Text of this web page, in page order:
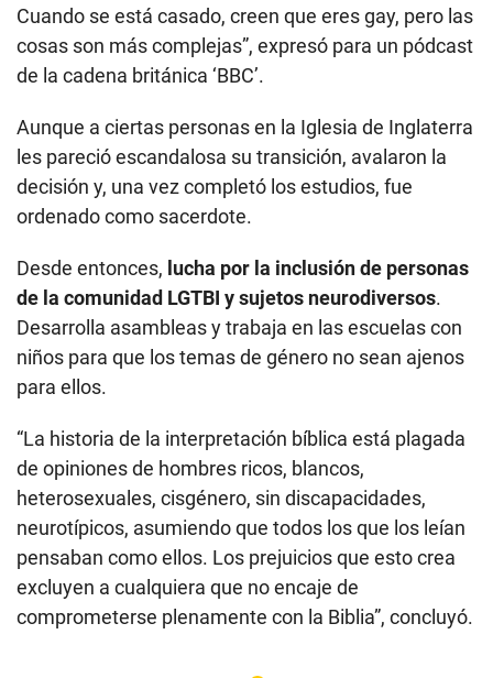
Cuando se está casado, creen que eres gay, pero las
cosas son más complejas”, expresó para un pódcast
de la cadena británica ‘BBC’.
Aunque a ciertas personas en la Iglesia de Inglaterra
les pareció escandalosa su transición, avalaron la
decisión y, una vez completó los estudios, fue
ordenado como sacerdote.
Desde entonces, lucha por la inclusión de personas
de la comunidad LGTBI y sujetos neurodiversos.
Desarrolla asambleas y trabaja en las escuelas con
niños para que los temas de género no sean ajenos
para ellos.
“La historia de la interpretación bíblica está plagada
de opiniones de hombres ricos, blancos,
heterosexuales, cisgénero, sin discapacidades,
neurotípicos, asumiendo que todos los que los leían
pensaban como ellos. Los prejuicios que esto crea
excluyen a cualquiera que no encaje de
comprometerse plenamente con la Biblia”, concluyó.